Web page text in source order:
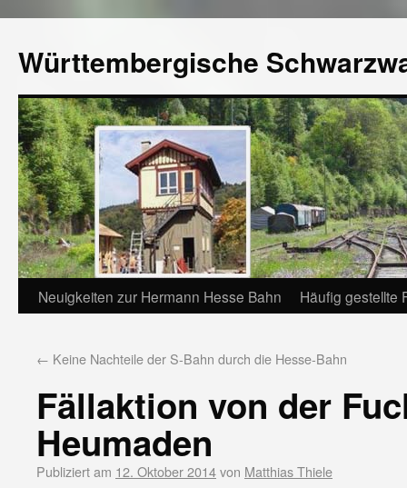
Württembergische
Neuigkeiten zur Hermann Hesse Bahn Häufig gestellte
← Keine Nachteile der S-Bahn durch die Hesse-Bahn
Fällaktion von der
Heumaden
Publiziert am 12. Oktober 2014von Matthias Thiele